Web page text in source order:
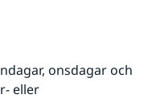
onsdagar och
eller